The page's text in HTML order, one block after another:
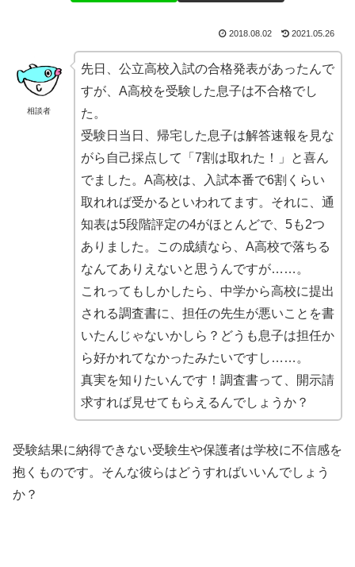
2018.08.02 2021.05.26
相談者
先日、公立高校入試の合格発表があったんで
すが、A高校を受験した息子は不合格でし
た。
受験日当日、帰宅した息子は解答速報を見な
がら自己採点して「7割は取れた！」と喜ん
でました。A高校は、入試本番で6割くらい
取れれば受かるといわれてます。それに、通
知表は5段階評定の4がほとんどで、5も2つ
ありました。この成績なら、A高校で落ちる
なんてありえないと思うんですが……。
これってもしかしたら、中学から高校に提出
される調査書に、担任の先生が悪いことを書
いたんじゃないかしら？どうも息子は担任か
ら好かれてなかったみたいですし……。
真実を知りたいんです！調査書って、開示請
求すれば見せてもらえるんでしょうか？
受験結果に納得できない受験生や保護者は学校に不信感を
抱くものです。そんな彼らはどうすればいいんでしょう
か？